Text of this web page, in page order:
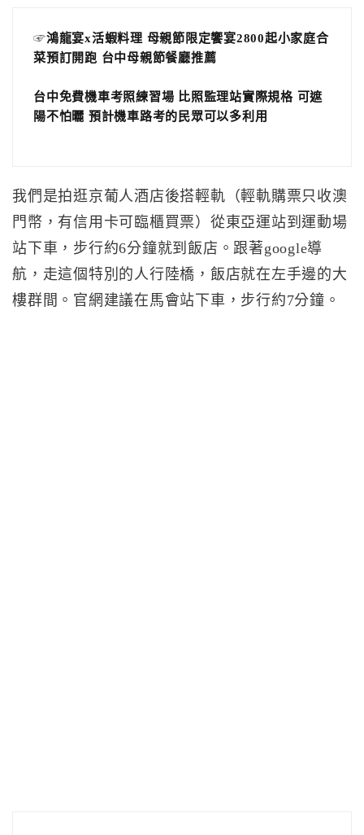
☞鴻龍宴x活蝦料理 母親節限定饗宴2800起小家庭合
菜預訂開跑 台中母親節餐廳推薦
台中免費機車考照練習場 比照監理站實際規格 可遮
陽不怕曬 預計機車路考的民眾可以多利用
我們是拍逛京葡人酒店後搭輕軌（輕軌購票只收澳
門幣，有信用卡可臨櫃買票）從東亞運站到運動場
站下車，步行約6分鐘就到飯店。跟著google導
航，走這個特別的人行陸橋，飯店就在左手邊的大
樓群間。官網建議在馬會站下車，步行約7分鐘。